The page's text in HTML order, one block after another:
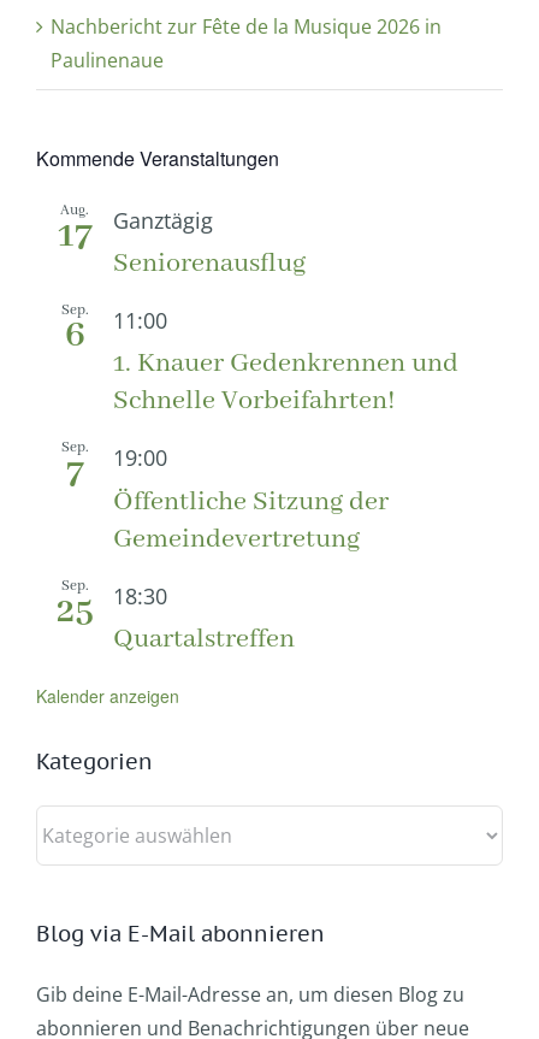
Nachbericht zur Fête de la Musique 2026 in
Paulinenaue
Kommende Veranstaltungen
Aug.
17 Ganztägig
Seniorenausflug
Sep.
6 11:00
1. Knauer Gedenkrennen und
Schnelle Vorbeifahrten!
Sep.
7 19:00
Öffentliche Sitzung der
Gemeindevertretung
Sep.
25 18:30
Quartalstreffen
Kalender anzeigen
Kategorien
Kategorien
Blog via E-Mail abonnieren
Gib deine E-Mail-Adresse an, um diesen Blog zu
abonnieren und Benachrichtigungen über neue